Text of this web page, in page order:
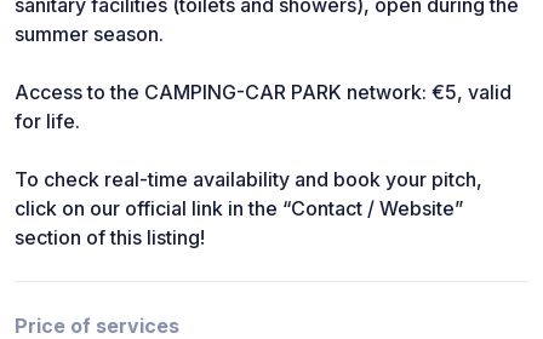
summer season.
Access to the CAMPING-CAR PARK network: €5, valid
for life.
To check real-time availability and book your pitch,
click on our official link in the “Contact / Website”
section of this listing!
Price of services